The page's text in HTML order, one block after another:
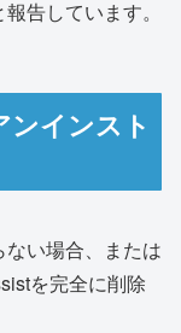
告しています。
インスト
い場合、または
を完全に削除